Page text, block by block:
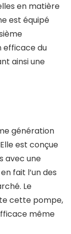
en matière
est équipé
efficace du
ainsi une
génération
est conçue
avec une
fait l’un des
Le
cette pompe,
même